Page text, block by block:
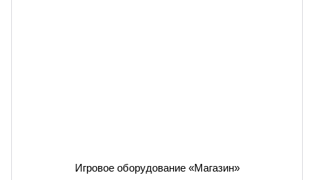
Игровое оборудование «Магазин»